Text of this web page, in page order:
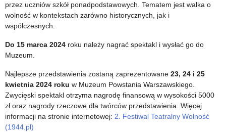
przez uczniów szkół ponadpodstawowych. Tematem jest walka o
wolność w kontekstach zarówno historycznych, jak i
współczesnych.
Do 15 marca 2024 roku należy nagrać spektakl i wysłać go do
Muzeum.
Najlepsze przedstawienia zostaną zaprezentowane 23, 24 i 25
kwietnia 2024 roku w Muzeum Powstania Warszawskiego.
Zwycięski spektakl otrzyma nagrodę finansową w wysokości 5000
zł oraz nagrody rzeczowe dla twórców przedstawienia. Więcej
informacji na stronie internetowej: 2. Festiwal Teatralny Wolność
(1944.pl)
z
sercem”
dziedzictwie
Jana
II
„Sprint
Papieski.